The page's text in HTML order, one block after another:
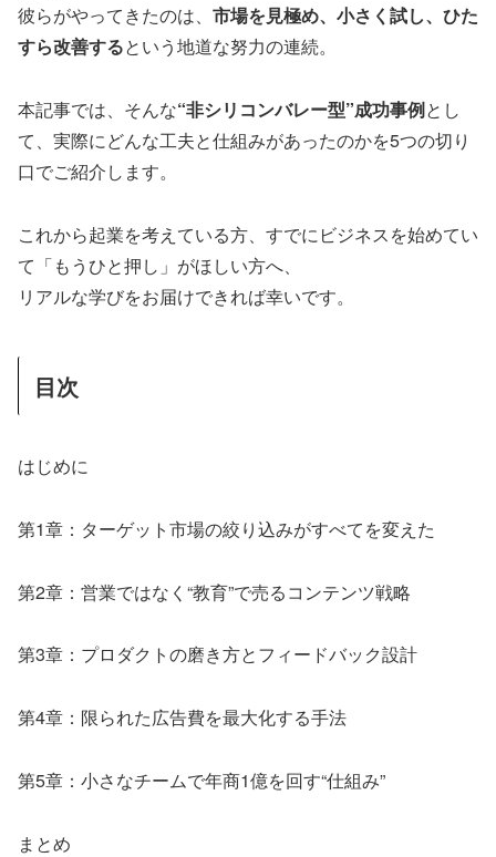
彼らがやってきたのは、 市場を見極め、小さく試し、ひた
すら改善するという地道な努力の連続。
本記事では、そんな“非シリコンバレー型”成功事例とし
て、実際にどんな工夫と仕組みがあったのかを5つの切り
口でご紹介します。
これから起業を考えている方、すでにビジネスを始めてい
て「もうひと押し」がほしい方へ、
リアルな学びをお届けできれば幸いです。
目次
はじめに
第1章：ターゲット市場の絞り込みがすべてを変えた
第2章：営業ではなく“教育”で売るコンテンツ戦略
第3章：プロダクトの磨き方とフィードバック設計
第4章：限られた広告費を最大化する手法
第5章：小さなチームで年商1億を回す“仕組み”
まとめ